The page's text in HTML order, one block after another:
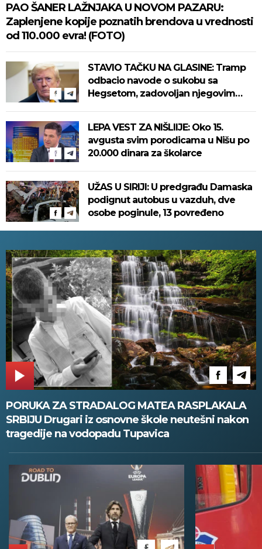
PAO ŠANER LAŽNJAKA U NOVOM PAZARU:
Zaplenjene kopije poznatih brendova u vrednosti
od 110.000 evra! (FOTO)
STAVIO TAČKU NA GLASINE: Tramp
odbacio navode o sukobu sa
Hegsetom, zadovoljan njegovim
LEPA VEST ZA NIŠLIIJE: Oko 15.
avgusta svim porodicama u Nišu po
20.000 dinara za školarce
UŽAS U SIRIJI: U predgrađu Damaska
podignut autobus u vazduh, dve
osobe poginule, 13 povređeno
PORUKA ZA STRADALOG MATEA RASPLAKALA
SRBIJU Drugari iz osnovne škole neutešni nakon
tragedije na vodopadu Tupavica